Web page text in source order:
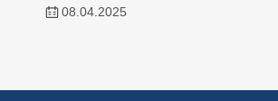
08.04.2025